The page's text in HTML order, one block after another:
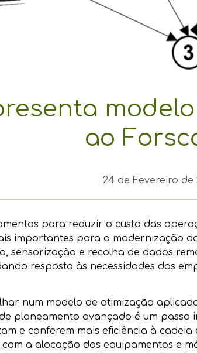
ao
24 de Fevereiro de
para reduzir o custo das
importantes para a modernização
sensorização e recolha de dados
resposta às necessidades das
num modelo de otimização
planeamento avançado é um
e conferem mais eficiência à
a alocação dos equipamentos e